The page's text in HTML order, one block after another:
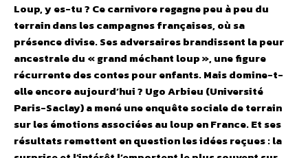
Loup, y es-tu ? Ce carnivore regagne peu à peu du
terrain dans les campagnes françaises, où sa
présence divise. Ses adversaires brandissent la peur
ancestrale du « grand méchant loup », une figure
récurrente des contes pour enfants. Mais domine-t-
elle encore aujourd’hui ? Ugo Arbieu (Université
Paris-Saclay) a mené une enquête sociale de terrain
sur les émotions associées au loup en France. Et ses
résultats remettent en question les idées reçues : la